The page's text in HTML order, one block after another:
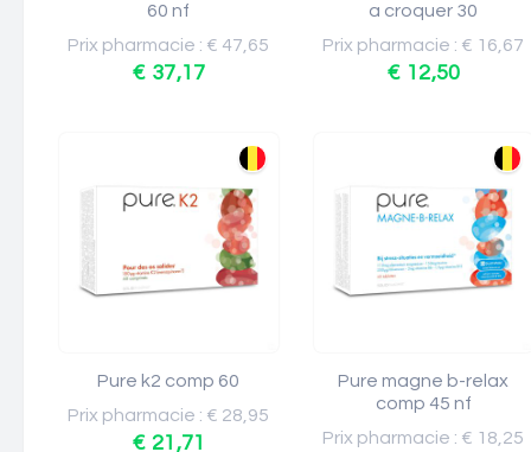
60 nf
Prix pharmacie : € 47,65
€ 37,17
a croquer 30
Prix pharmacie : € 16,67
€ 12,50
Pure k2 comp 60
Prix pharmacie : € 28,95
€ 21,71
Pure magne b-relax
comp 45 nf
Prix pharmacie : € 18,25